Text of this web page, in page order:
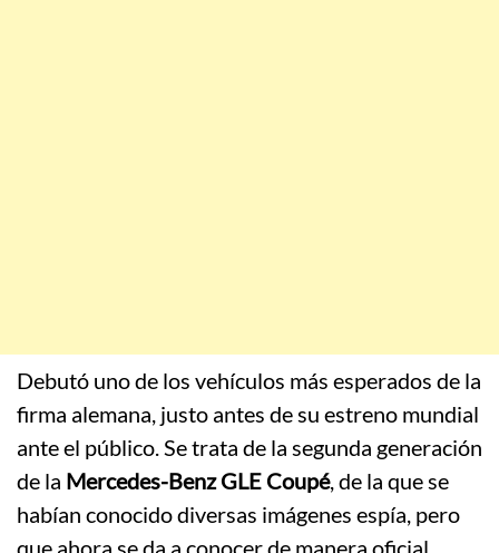
Debutó uno de los vehículos más esperados de la
firma alemana, justo antes de su estreno mundial
ante el público. Se trata de la segunda generación
de la Mercedes-Benz GLE Coupé, de la que se
habían conocido diversas imágenes espía, pero